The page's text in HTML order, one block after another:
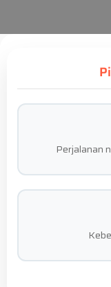
Perjalanan